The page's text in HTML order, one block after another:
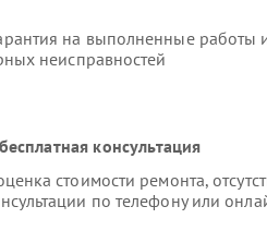
на выполненные работы
неисправностей
консультация
стоимости ремонта,
по телефону или